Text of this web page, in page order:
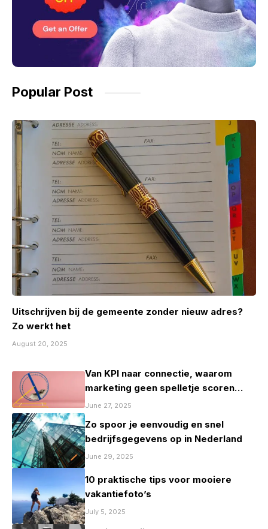
Popular Post
Uitschrijven bij de gemeente zonder nieuw adres?
Zo werkt het
August 20, 2025
Van KPI naar connectie, waarom
marketing geen spelletje scoren
mag zijn
June 27, 2025
Zo spoor je eenvoudig en snel
bedrijfsgegevens op in Nederland
June 29, 2025
10 praktische tips voor mooiere
vakantiefoto’s
July 5, 2025